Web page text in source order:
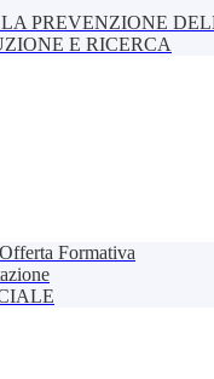
PREVENZIONE
E RICERCA
Formativa